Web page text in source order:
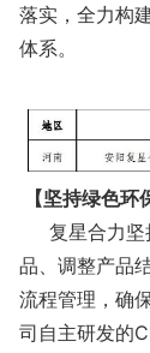
落实，全力构
体系。
【坚持绿色环
复星合力坚
品、调整产品
流程管理，确
司自主研发的